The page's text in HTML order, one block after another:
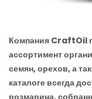
Компания CraftOil
ассортимент
семян, орехов, а
каталоге всегда